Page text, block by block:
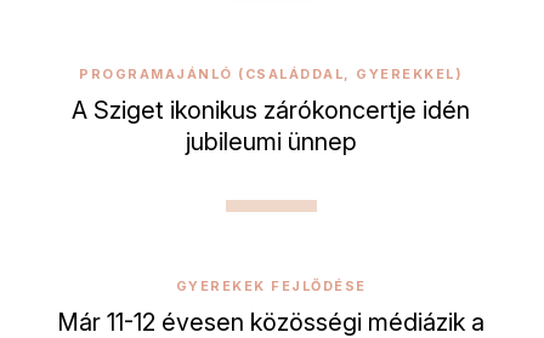
PROGRAMAJÁNLÓ (CSALÁDDAL, GYEREKKEL)
A Sziget ikonikus zárókoncertje idén
jubileumi ünnep
GYEREKEK FEJLŐDÉSE
Már 11-12 évesen közösségi médiázik a